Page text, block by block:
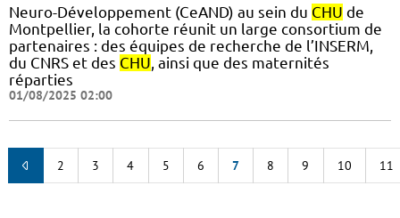
Neuro-Développement (CeAND) au sein du CHU de
Montpellier, la cohorte réunit un large consortium de
partenaires : des équipes de recherche de l’INSERM,
du CNRS et des CHU, ainsi que des maternités
réparties
01/08/2025 02:00
2 3 4 5 6 7 8 9 10 11